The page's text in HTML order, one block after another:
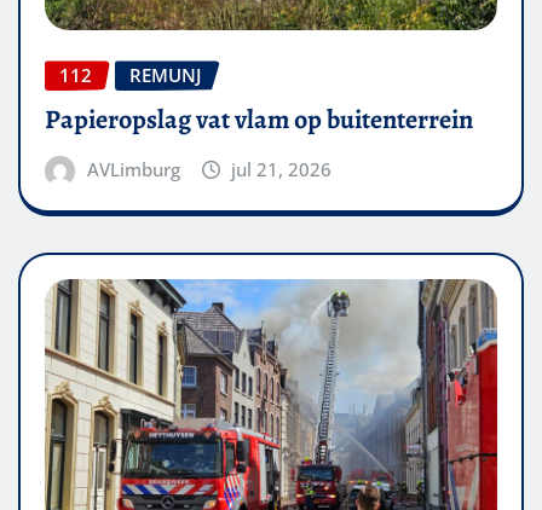
112 REMUNJ
Papieropslag vat vlam op buitenterrein
AVLimburg jul 21, 2026